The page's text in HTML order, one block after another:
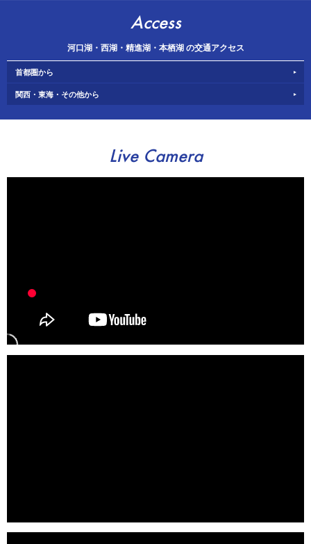
Access
河口湖・西湖・精進湖・本栖湖 の交通アクセス
首都圏から
関西・東海・その他から
Live Camera